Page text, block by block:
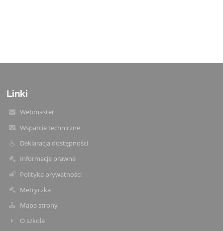
Linki
Webmaster
Wsparcie techniczne
Deklaracja dostępności
Informacje prawne
Polityka prywatności
Metryczka
Mapa strony
O szkole